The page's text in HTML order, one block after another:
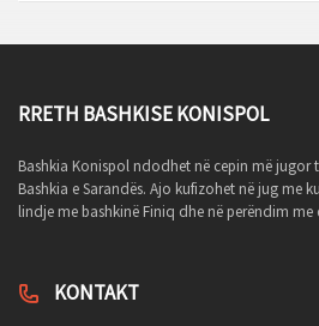
RRETH BASHKISE KONISPOL
Bashkia Konispol ndodhet në cepin më jugor
Bashkia e Sarandës. Ajo kufizohet në jug me
lindje me bashkinë Finiq dhe në perëndim me
KONTAKT